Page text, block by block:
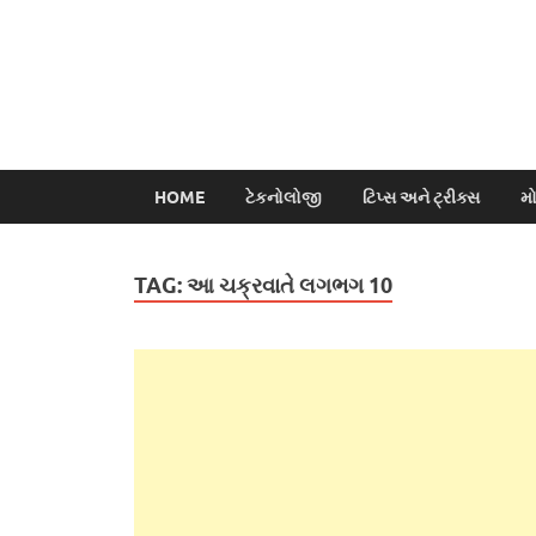
HOME ટેકનોલોજી ટિપ્સ અને ટ્રીક્સ
TAG:આ ચક્રવાતે લગભગ 10